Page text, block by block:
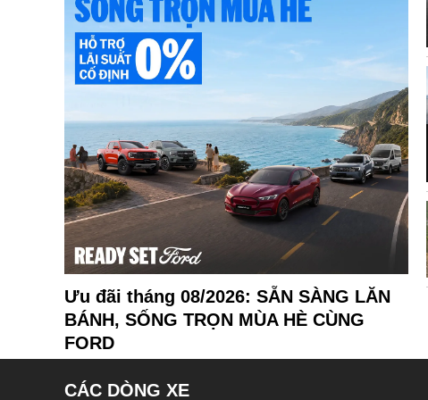
Ưu đãi tháng 08/2026: SẴN SÀNG LĂN
BÁNH, SỐNG TRỌN MÙA HÈ CÙNG
FORD
CÁC DÒNG XE